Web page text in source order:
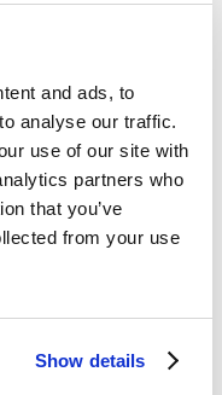
and ads, to
analyse our traffic.
use of our site with
partners who
that you’ve
from your use
Show details